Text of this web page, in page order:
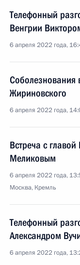
Телефонный
Венгрии
6 апреля 2022 года,
Соболезнования
Жириновского
6 апреля 2022 года,
Встреча с
Меликовым
6 апреля 2022 года,
Москва, Кремль
Телефонный
Александром
6 апреля 2022 года,